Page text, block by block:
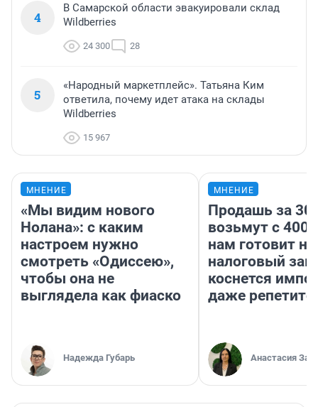
4
В Самарской области эвакуировали склад
Wildberries
24 300 28
5
«Народный маркетплейс». Татьяна Ким
ответила, почему идет атака на склады
Wildberries
15 967
МНЕНИЕ
«Мы видим нового
Нолана»: с каким
настроем нужно
смотреть «Одиссею»,
чтобы она не
выглядела как фиаско
Надежда Губарь
МНЕНИЕ
Продашь за
возьмут с
нам готовит
налоговый
коснется
даже
Анастасия